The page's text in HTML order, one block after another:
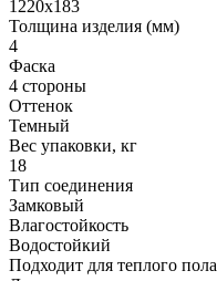
1220х183
Толщина изделия (мм)
4
Фаска
4 стороны
Оттенок
Темный
Вес упаковки, кг
18
Тип соединения
Замковый
Влагостойкость
Водостойкий
Подходит для теплого пола